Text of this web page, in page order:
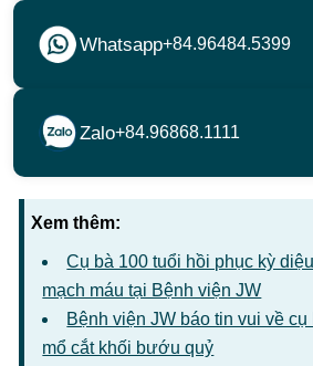
Whatsapp+84.96484.5399
Zalo+84.96868.1111
Xem thêm:
Cụ bà 100 tuổi hồi phục kỳ
mạch máu tại Bệnh viện JW
Bệnh viện JW báo tin vui về
mổ cắt khối bướu quỷ